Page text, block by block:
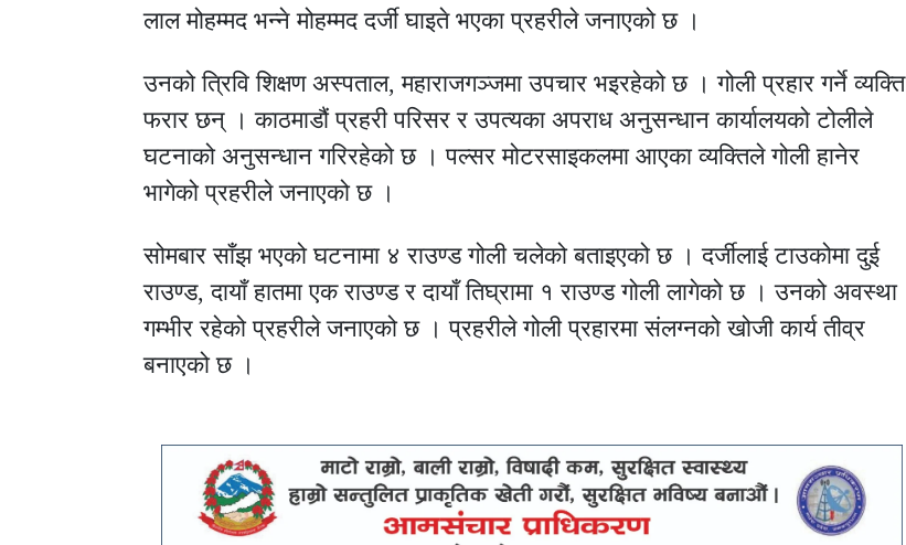
लाल मोहम्मद भन्ने मोहम्मद दर्जी घाइते भएका प्रहरीले जनाएको छ ।
उनको त्रिवि शिक्षण अस्पताल, महाराजगञ्जमा उपचार भइरहेको छ । गोली प्रहार गर्ने व्यक्ति
फरार छन् । काठमाडौं प्रहरी परिसर र उपत्यका अपराध अनुसन्धान कार्यालयको टोलीले
घटनाको अनुसन्धान गरिरहेको छ । पल्सर मोटरसाइकलमा आएका व्यक्तिले गोली हानेर
भागेको प्रहरीले जनाएको छ ।
सोमबार साँझ भएको घटनामा ४ राउण्ड गोली चलेको बताइएको छ । दर्जीलाई टाउकोमा दुई
राउण्ड, दायाँ हातमा एक राउण्ड र दायाँ तिघ्रामा १ राउण्ड गोली लागेको छ । उनको अवस्था
गम्भीर रहेको प्रहरीले जनाएको छ । प्रहरीले गोली प्रहारमा संलग्नको खोजी कार्य तीव्र
बनाएको छ ।